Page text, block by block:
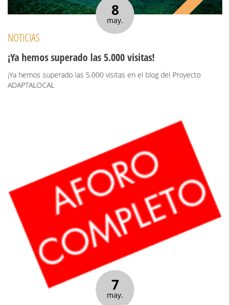
8
may.
NOTICIAS
¡Ya hemos superado las 5.000 visitas!
¡Ya hemos superado las 5.000 visitas en el blog del Proyecto
ADAPTALOCAL
7
may.